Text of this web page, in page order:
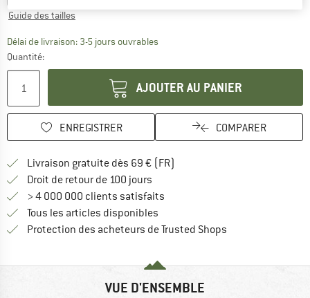
Guide des tailles
Délai de livraison: 3-5 jours ouvrablesLe lien s'ouvre dans une boîte
Quantité:
AJOUTER AU PANIER
ENREGISTRER COMPARER
Livraison gratuite dès 69 € (FR)
Droit de retour de 100 jours
> 4 000 000 clients satisfaits
Tous les articles disponibles
Protection des acheteurs de Trusted Shops
VUE D'ENSEMBLE